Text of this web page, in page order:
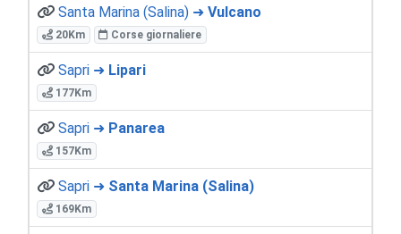
Santa Marina (Salina) ➜ Vulcano
20Km Corse giornaliere
Sapri ➜ Lipari
177Km
Sapri ➜ Panarea
157Km
Sapri ➜ Santa Marina (Salina)
169Km